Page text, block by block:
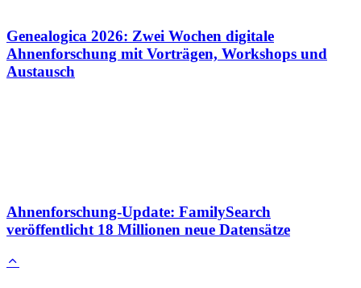
Genealogica 2026: Zwei Wochen digitale
Ahnenforschung mit Vorträgen, Workshops und
Austausch
Ahnenforschung-Update: FamilySearch
veröffentlicht 18 Millionen neue Datensätze